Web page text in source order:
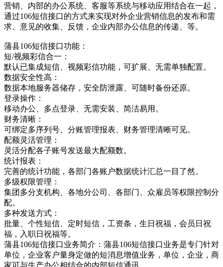
营销、内部的办公系统、客服等系统与移动应用结合在一起，
通过106短信接口的方式来实现对外企业营销信息的发布和需
求、意见的收集、反馈，企业内部办公信息的传递、等。
蒲县106短信接口功能：
短/视频彩信合一：
默认已集成短信、视频彩信功能，可扩展、无需单独配置。
数据安全性高：
数据本地服务器储存，安全防泄露、可随时备份还原。
登录操作：
移动办公、多点登录、无需安装、简洁易用。
财务清晰：
可绑定多序列号、分账管理报表、财务管理清晰可见。
配额灵活管理：
灵活分配各子账号发送最大配额数。
统计报表：
完善的统计功能，各部门各账户数据统计汇总一目了然。
多级权限管理：
集团多分支机构、各地分公司、各部门、众雇员等权限控制分
配。
多种发送方式：
批量、个性短信、定时短信，工资条，生日祝福，会员日祝
福，入职日祝福等。
蒲县106短信接口业务简介：蒲县106短信接口业务是专门针对
单位，企业客户量身定做的短消息增值业务，单位，企业，商
家可与生产办公相结合的内部短信通讯，